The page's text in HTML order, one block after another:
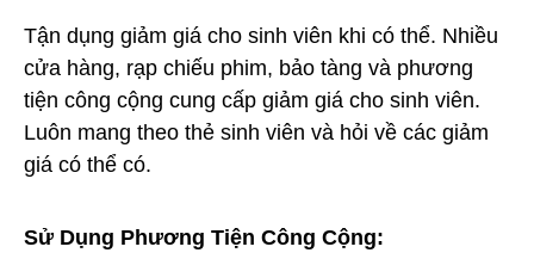
Tận dụng giảm giá cho sinh viên khi có thể. Nhiều
cửa hàng, rạp chiếu phim, bảo tàng và phương
tiện công cộng cung cấp giảm giá cho sinh viên.
Luôn mang theo thẻ sinh viên và hỏi về các giảm
giá có thể có.
Sử Dụng Phương Tiện Công Cộng: